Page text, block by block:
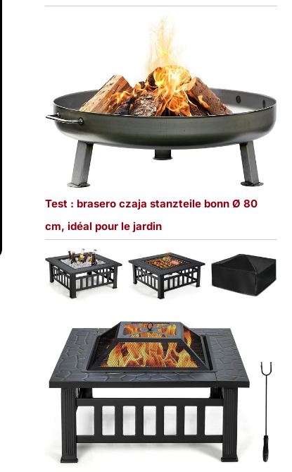
Test : brasero czaja stanzteile bonn Ø 80
cm, idéal pour le jardin